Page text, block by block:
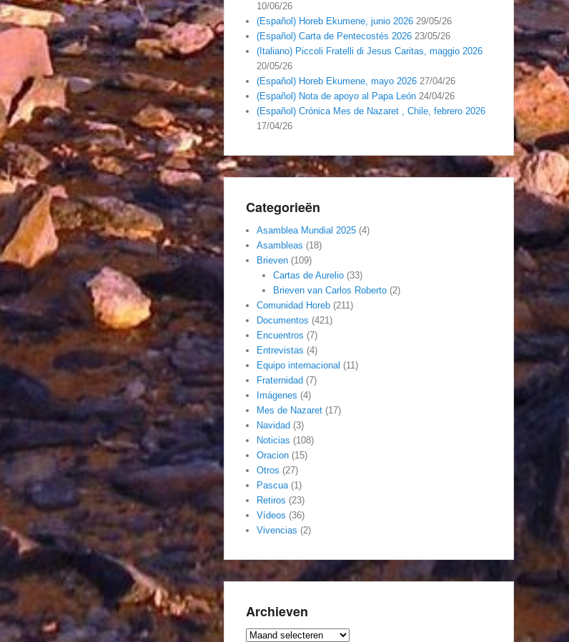
10/06/26
(Español) Horeb Ekumene, junio 2026 29/05/26
(Español) Carta de Pentecostés 2026 23/05/26
(Italiano) Piccoli Fratelli di Jesus Caritas, maggio 2026
20/05/26
(Español) Horeb Ekumene, mayo 2026 27/04/26
(Español) Nota de apoyo al Papa León 24/04/26
(Español) Crónica Mes de Nazaret , Chile, febrero 2026
17/04/26
Categorieën
Asamblea Mundial 2025 (4)
Asambleas (18)
Brieven (109)
Cartas de Aurelio(33)
Brieven van Carlos Roberto(2)
Comunidad Horeb (211)
Documentos (421)
Encuentros (7)
Entrevistas (4)
Equipo internacional (11)
Fraternidad (7)
Imágenes (4)
Mes de Nazaret (17)
Navidad (3)
Noticias (108)
Oracion (15)
Otros (27)
Pascua(1)
Retiros (23)
Vídeos (36)
Vivencias (2)
Archieven
Archieven